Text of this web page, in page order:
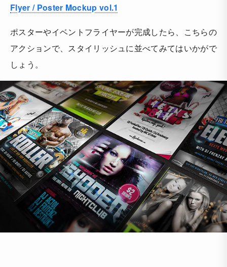
Flyer / Poster Mockup vol.1
ポスターやイベントフライヤーが完成したら、こちらの
アクションで、スタイリッシュに並べてみてはいかがで
しょう。